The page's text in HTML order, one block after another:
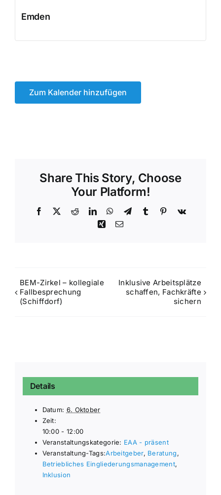
Emden
Zum Kalender hinzufügen
Share This Story, Choose
Your Platform!
Facebook RedditLinkedInWhatsApp
TelegramTumblr Pinterest
Vk
XingE-
BEM-Zirkel – kollegiale
Fallbesprechung
(Schiffdorf)
Inklusive Arbeitsplätze
schaffen, Fachkräfte
sichern
Details
Datum: 6. Oktober
Zeit:
10:00 - 12:00
Veranstaltungskategorie: EAA - präsent
Veranstaltung-Tags:Arbeitgeber, Beratung,
Betriebliches Eingliederungsmanagement,
Inklusion